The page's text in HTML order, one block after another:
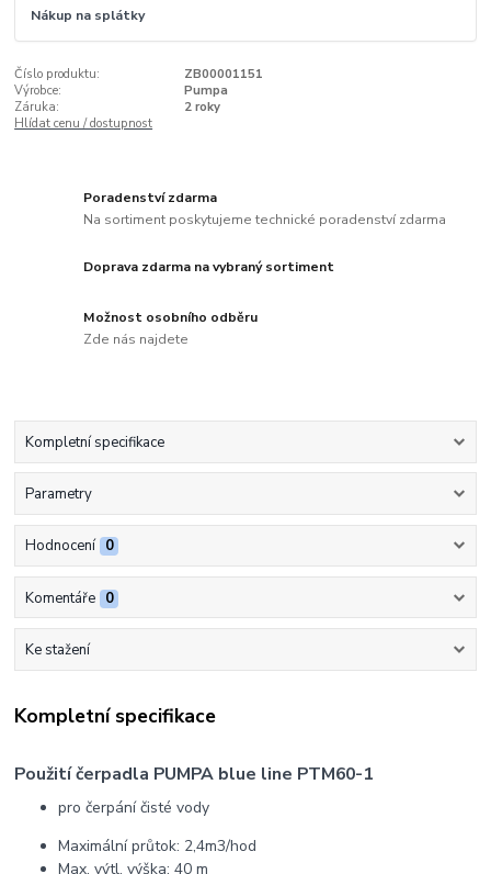
Nákup na splátky
Číslo produktu:
ZB00001151
Výrobce:
Pumpa
Záruka:
2 roky
Hlídat cenu / dostupnost
Poradenství zdarma
Na sortiment poskytujeme technické poradenství zdarma
Doprava zdarma na vybraný sortiment
Možnost osobního odběru
Zde nás najdete
Kompletní specifikace
Parametry
Hodnocení 0
Komentáře 0
Ke stažení
Kompletní specifikace
Použití čerpadla PUMPA blue line PTM60-1
pro čerpání čisté vody
Maximální průtok: 2,4m3/hod
Max. výtl. výška: 40 m